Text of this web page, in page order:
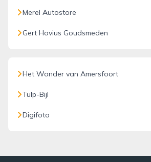
Merel Autostore
Gert Hovius Goudsmeden
Het Wonder van Amersfoort
Tulp-Bijl
Digifoto